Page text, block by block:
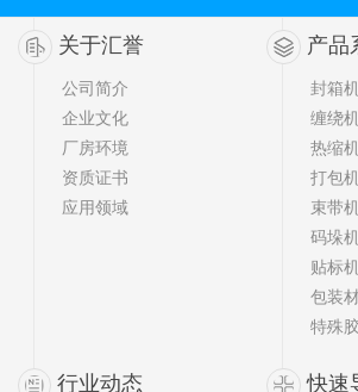
关于汇誉
公司简介
企业文化
厂房环境
资质证书
应用领域
产品
封箱
缠绕
热缩
打包
束带
码垛
贴标
包装
特殊
行业动态 快速